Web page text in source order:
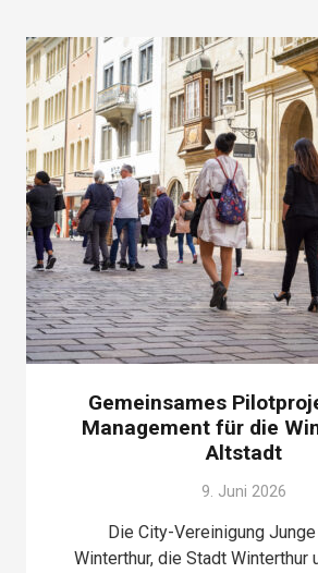
Gemeinsames
Management für die
Altstadt
9. Juni 2026
Die City-Vereinigung
Winterthur, die Stadt Winterthur